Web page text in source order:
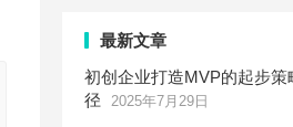
最新文章
初创企业打造MVP的起步策
径
2025年7月29日